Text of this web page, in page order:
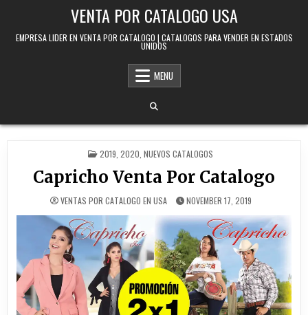
VENTA POR CATALOGO USA
EMPRESA LIDER EN VENTA POR CATALOGO | CATALOGOS PARA VENDER EN ESTADOS
UNIDOS
MENU
POSTED IN
2019 2020 NUEVOS CATALOGOS
Capricho Venta Por Catalogo
VENTAS POR CATALOGO EN USA NOVEMBER 17, 2019